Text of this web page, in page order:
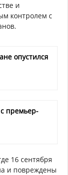
и
контролем с
опустился
премьер-
16 сентября
и повреждены